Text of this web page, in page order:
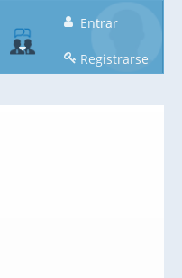
Entrar
Registrarse